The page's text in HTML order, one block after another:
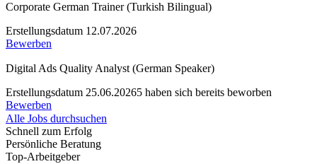
Corporate German Trainer (Turkish Bilingual)
Erstellungsdatum 12.07.2026
Bewerben
Digital Ads Quality Analyst (German Speaker)
Erstellungsdatum 25.06.20265 haben sich bereits beworben
Bewerben
Alle Jobs durchsuchen
Schnell zum Erfolg
Persönliche Beratung
Top-Arbeitgeber